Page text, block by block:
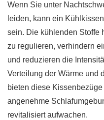
Wenn Sie unter
leiden, kann ein
sein. Die kühlenden Stoffe
zu regulieren, verhindern
und reduzieren die
Verteilung der Wärme und
bieten diese
angenehme
revitalisiert aufwachen.